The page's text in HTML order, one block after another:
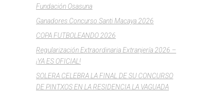
Fundación Osasuna
Ganadores Concurso Santi Macaya 2026
COPA FUTBOLEANDO 2026
Regularización Extraordinaria Extranjería 2026 –
¡YA ES OFICIAL!
SOLERA CELEBRA LA FINAL DE SU CONCURSO
DE PINTXOS EN LA RESIDENCIA LA VAGUADA